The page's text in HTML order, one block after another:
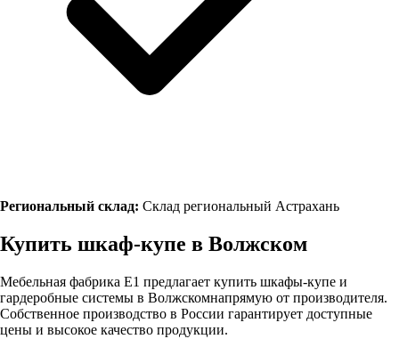
Региональный склад: Склад региональный Астрахань
Купить шкаф-купе в Волжском
Мебельная фабрика Е1 предлагает купить шкафы-купе и
гардеробные системы в Волжскомнапрямую от производителя.
Собственное производство в России гарантирует доступные
цены и высокое качество продукции.